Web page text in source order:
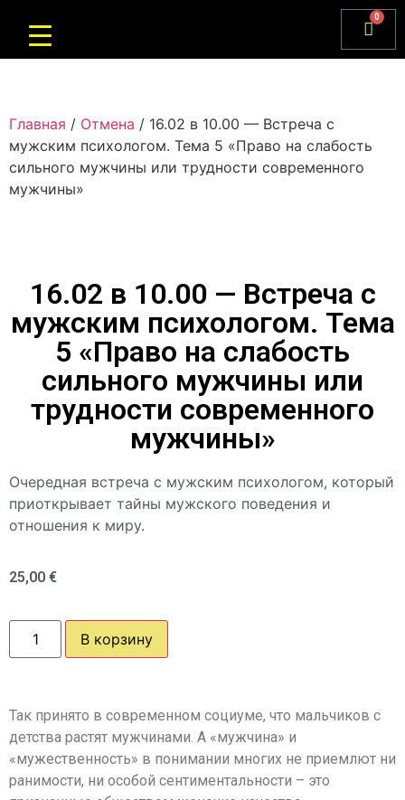
0
Главная / Отмена / 16.02 в 10.00 — Встреча с
мужским психологом. Тема 5 «Право на слабость
сильного мужчины или трудности современного
мужчины»
16.02 в 10.00 — Встреча с
мужским психологом. Тема
5 «Право на слабость
сильного мужчины или
трудности современного
мужчины»
Очередная встреча с мужским психологом, который
приоткрывает тайны мужского поведения и
отношения к миру.
25,00 €
В корзину
Так принято в современном социуме, что мальчиков с
детства растят мужчинами. А «мужчина» и
«мужественность» в понимании многих не приемлют ни
ранимости, ни особой сентиментальности – это